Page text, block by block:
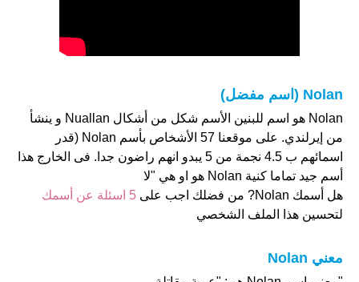
Nolan (اسم مفضل)
Nolan هو اسم للبنين الأسم شكل من أشكال Nuallan و ينشأ
من إيرلندي. على موقعنا 57 الأشخاص بأسم Nolan (قدر
اسمائهم ب 4.5 نجمة من 5 يبدو انهم راضون جدا. فى الخارج هذا
أسم جيد تماما كنية Nolan هو او هي "لا
هل أسمك Nolan? من فضلك اجب على
5 اسئلة عن أسمك
لتحسين هذا الملف الشخصي
معني Nolan